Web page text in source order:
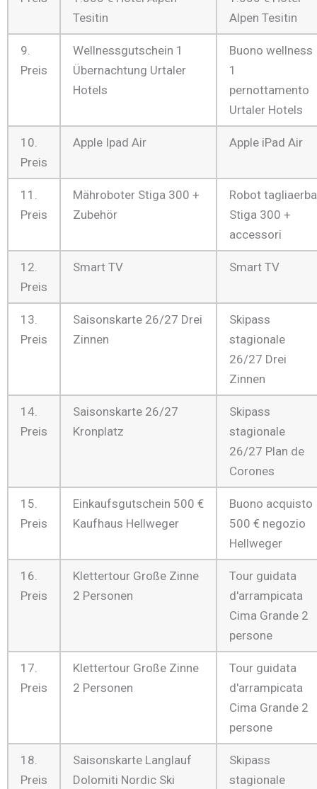
Tesitin
Alpen Tesitin
9.
Preis
Wellnessgutschein 1
Übernachtung Urtaler
Hotels
Buono wellness
1
pernottamento
Urtaler Hotels
10.
Preis
Apple Ipad Air Apple iPad Air
11.
Preis
Mähroboter Stiga 300 +
Zubehör
Robot tagliaerba
Stiga 300 +
accessori
12.
Preis
Smart TV Smart TV
13.
Preis
Saisonskarte 26/27 Drei
Zinnen
Skipass
stagionale
26/27 Drei
Zinnen
14.
Preis
Saisonskarte 26/27
Kronplatz
Skipass
stagionale
26/27 Plan de
Corones
15.
Preis
Einkaufsgutschein 500 €
Kaufhaus Hellweger
Buono acquisto
500 € negozio
Hellweger
16.
Preis
Klettertour Große Zinne
2 Personen
Tour guidata
d'arrampicata
Cima Grande 2
persone
17.
Preis
Klettertour Große Zinne
2 Personen
Tour guidata
d'arrampicata
Cima Grande 2
persone
18.
Preis
Saisonskarte Langlauf
Dolomiti Nordic Ski
Skipass
stagionale